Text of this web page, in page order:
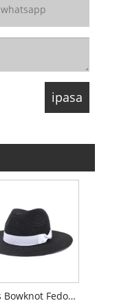
Mens Bowknot Fedora Straw Hat